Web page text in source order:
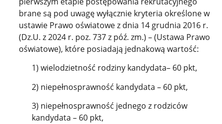
brane są pod uwagę wyłącznie kryteria określone w
ustawie Prawo oświatowe z dnia 14 grudnia 2016 r.
(Dz.U. z 2024 r. poz. 737 z póź. zm.) – (Ustawa Prawo
oświatowe), które posiadają jednakową wartość:
1) wielodzietność rodziny kandydata– 60 pkt,
2) niepełnosprawność kandydata – 60 pkt,
3) niepełnosprawność jednego z rodziców
kandydata – 60 pkt,